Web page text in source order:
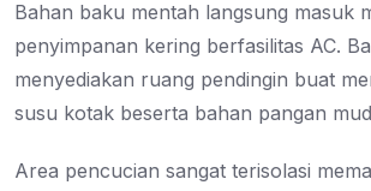
Bahan baku mentah langsung masuk
penyimpanan kering berfasilitas AC.
menyediakan ruang pendingin buat
susu kotak beserta bahan pangan
Area pencucian sangat terisolasi